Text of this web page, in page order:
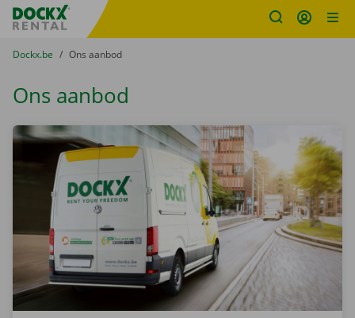
Fratello DEMO
U bevindt zich hier:
van
Dockx.be naar
Ons aanbod
Ons aanbod